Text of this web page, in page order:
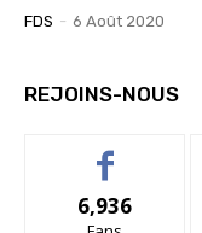
FDS - 6 Août 2020
REJOINS-NOUS
6,936